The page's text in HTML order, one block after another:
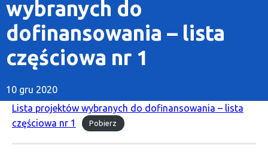
wybranych do
dofinansowania – lista
częściowa nr 1
10 gru 2020
Lista projektów wybranych do dofinansowania – lista
częściowa nr 1
Pobierz